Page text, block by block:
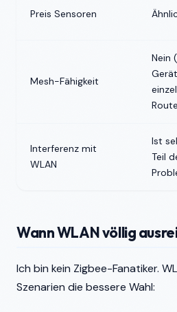
Preis Sensoren
Mesh-Fähigkeit
Nein
Gerät
Interferenz mit
WLAN
Ist
Teil
Wann WLAN völlig
Ich bin kein Zigbee-Fanatiker.
Szenarien die bessere Wahl: